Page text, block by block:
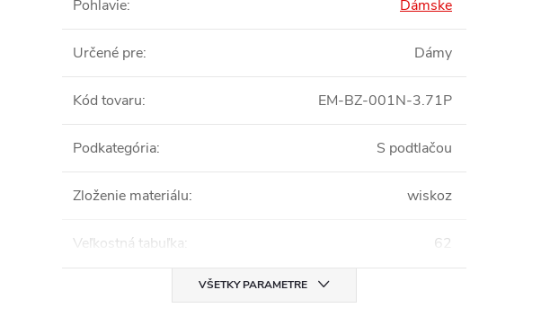
Pohlavie: Dámske
Určené pre: Dámy
Kód tovaru: EM-BZ-001N-3.71P
Podkategória: S podtlačou
Zloženie materiálu: wiskoz
Veľkostná tabuľka: 62
VŠETKY PARAMETRE